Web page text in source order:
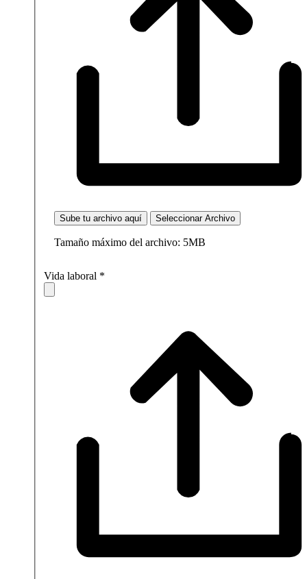
Sube tu archivo aquí Seleccionar Archivo
Tamaño máximo del archivo: 5MB
Vida laboral *